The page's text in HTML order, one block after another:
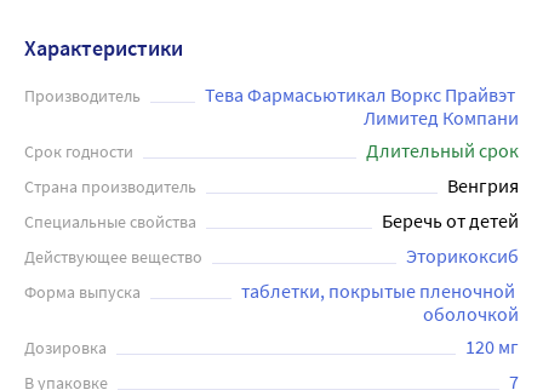
Характеристики
Производитель
Тева Фармасьютикал Воркс Прайвэт
Лимитед Компани
Срок годности Длительный срок
Страна производитель Венгрия
Специальные свойства Беречь от детей
Действующее вещество Эторикоксиб
Форма выпуска
таблетки, покрытые пленочной
оболочкой
Дозировка 120 мг
В упаковке 7